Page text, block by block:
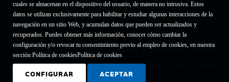
cuales se almacenan en el dispositivo del usuario, de manera no intrusiva. Estos
datos se utilizan exclusivamente para habilitar y estudiar algunas interacciones de la
navegación en un sitio Web, y acumulan datos que pueden ser actualizados y
recuperados. Puedes obtener más información, conocer cómo cambiar la
configuración y/o revocar tu consentimiento previo al empleo de cookies, en nuestra
sección Política de cookiesPolítica de cookies
CONFIGURAR ACEPTAR
Fundación Bancaria Ibercaja C.I.F. G-50000652.
Inscrita en el Registro de Fundaciones del Mº de Educación, Cultura y Deporte con el nº
1689.
Domicilio social: Joaquín Costa, 13. 50001 Zaragoza.
Contacto
Declaración de accesibilidad
Aviso legal Política de privacidad